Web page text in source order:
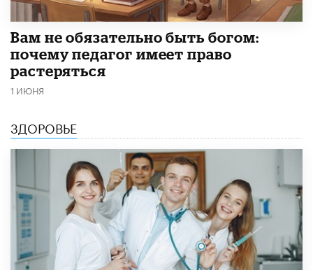
​Вам не обязательно быть богом:
почему педагог имеет право
растеряться
1 ИЮНЯ
ЗДОРОВЬЕ